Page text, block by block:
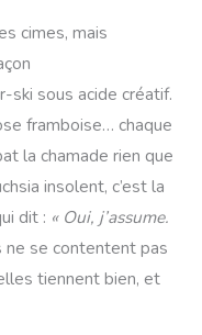
cimes, mais
ski sous acide créatif.
framboise… chaque
la chamade rien que
insolent, c’est la
dit : « Oui, j’assume.
ne se contentent pas
tiennent bien, et